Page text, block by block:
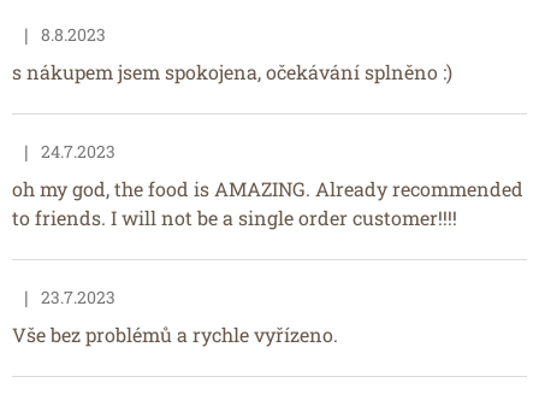
Hodnocení obchodu je 5 z 5 hvězdiček.
| 8.8.2023
s nákupem jsem spokojena, očekávání splněno :)
Hodnocení obchodu je 5 z 5 hvězdiček.
| 24.7.2023
oh my god, the food is AMAZING. Already recommended
to friends. I will not be a single order customer!!!!
Hodnocení obchodu je 5 z 5 hvězdiček.
| 23.7.2023
Vše bez problémů a rychle vyřízeno.